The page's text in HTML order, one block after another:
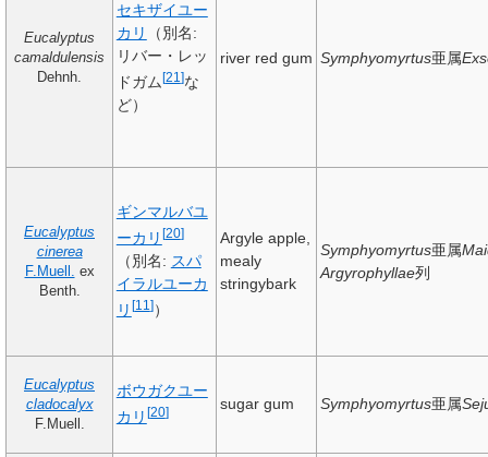
Eucalyptus
camaldulensis
Dehnh.
セキザイユー
カリ
（別名:
リバー・レッ
ドガム[21 ]な
ど）
river red gum Symphyomyrtus亜属
Eucalyptus
cinerea
F.Muell. ex
Benth.
ギンマルバユ
ーカリ [20]
（別名: スパ
イラルユーカ
リ [11 ]）
Argyle apple,
mealy
stringybark
Symphyomyrtus亜属
Argyrophyllae列
Eucalyptus
cladocalyx
F.Muell.
ボウガクユー
カリ [20] sugar gum Symphyomyrtus亜属